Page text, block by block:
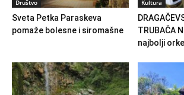
Društvo
Sveta Petka Paraskeva
pomaže bolesne i siromašne
Kultura
TRUBAČA
najbolji